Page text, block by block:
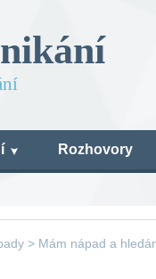
Rozhovory
> Mám nápad a